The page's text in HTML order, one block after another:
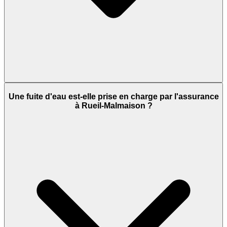
Une fuite d'eau est-elle prise en charge par l'assurance
à Rueil-Malmaison ?